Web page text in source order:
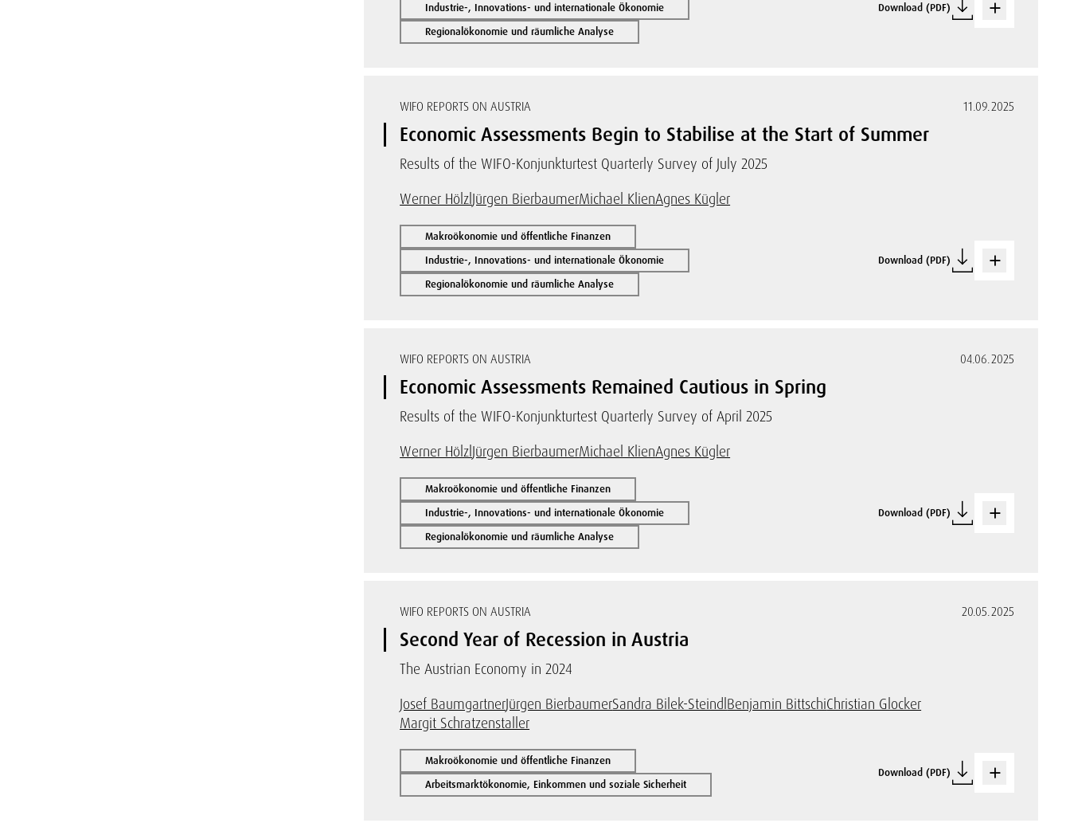
Industrie-, Innovations- und internationale Ökonomie
Regionalökonomie und räumliche Analyse
Download (PDF)
WIFO REPORTS ON AUSTRIA 11.09.2025
Economic Assessments Begin to Stabilise at the Start of Summer
Results of the WIFO-Konjunkturtest Quarterly Survey of July 2025
Werner Hölzl Jürgen BierbaumerMichael KlienAgnes Kügler
Makroökonomie und öffentliche Finanzen
Industrie-, Innovations- und internationale Ökonomie
Regionalökonomie und räumliche Analyse
Download (PDF)
WIFO REPORTS ON AUSTRIA 04.06.2025
Economic Assessments Remained Cautious in Spring
Results of the WIFO-Konjunkturtest Quarterly Survey of April 2025
Werner Hölzl Jürgen BierbaumerMichael KlienAgnes Kügler
Makroökonomie und öffentliche Finanzen
Industrie-, Innovations- und internationale Ökonomie
Regionalökonomie und räumliche Analyse
Download (PDF)
WIFO REPORTS ON AUSTRIA 20.05.2025
Second Year of Recession in Austria
The Austrian Economy in 2024
Josef BaumgartnerJürgen BierbaumerSandra Bilek-Steindl Benjamin BittschiChristian Glocker
Margit Schratzenstaller
Makroökonomie und öffentliche Finanzen
Arbeitsmarktökonomie, Einkommen und soziale Sicherheit
Download (PDF)